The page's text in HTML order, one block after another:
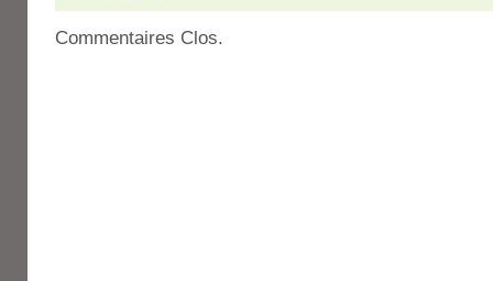
Commentaires Clos.